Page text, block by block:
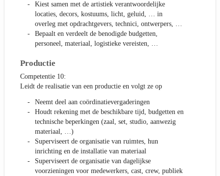
Kiest samen met de artistiek verantwoordelijke
locaties, decors, kostuums, licht, geluid, … in
overleg met opdrachtgevers, technici, ontwerpers, …
Bepaalt en verdeelt de benodigde budgetten,
personeel, materiaal, logistieke vereisten, …
Productie
Competentie 10:
Leidt de realisatie van een productie en volgt ze op
Neemt deel aan coördinatievergaderingen
Houdt rekening met de beschikbare tijd, budgetten en
technische beperkingen (zaal, set, studio, aanwezig
materiaal, …)
Superviseert de organisatie van ruimtes, hun
inrichting en de installatie van materiaal
Superviseert de organisatie van dagelijkse
voorzieningen voor medewerkers, cast, crew, publiek